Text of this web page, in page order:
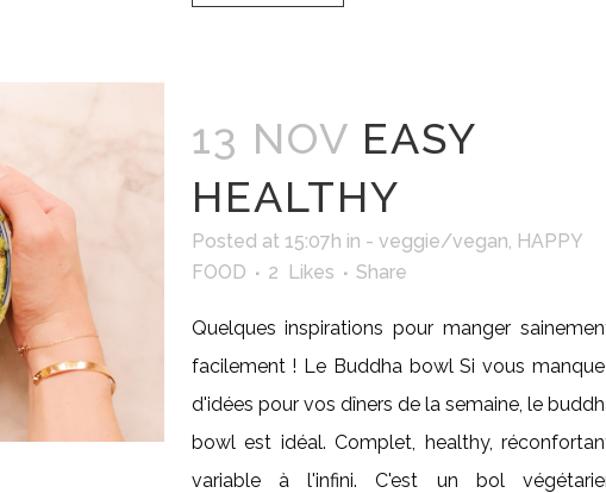
13 NOV EASY
HEALTHY
Posted at 15:07h in - veggie/vegan, HAPPY
FOOD
2 Likes Share
Quelques inspirations pour manger
facilement ! Le Buddha bowl Si vous
d'idées pour vos dîners de la semaine, le
bowl est idéal. Complet, healthy,
variable à l'infini. C'est un bol